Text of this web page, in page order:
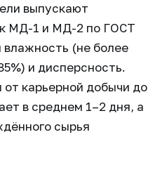
выпускают
МД-1 и МД-2 по ГОСТ
(не более
и дисперсность.
карьерной добычи до
в среднем 1–2 дня, а
сырья